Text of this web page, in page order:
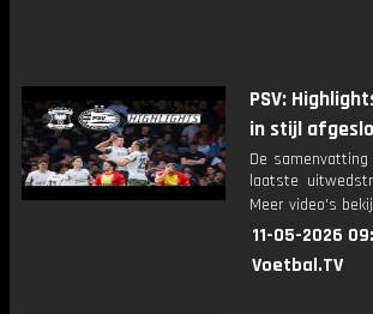
PSV:
in stijl
De
laatste
Meer video's
11-05-2026
Voetbal.TV